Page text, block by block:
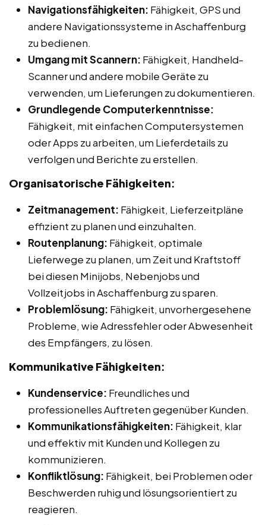
Navigationsfähigkeiten: Fähigkeit, GPS und
andere Navigationssysteme in Aschaffenburg
zu bedienen.
Umgang mit Scannern: Fähigkeit, Handheld-
Scanner und andere mobile Geräte zu
verwenden, um Lieferungen zu dokumentieren.
Grundlegende Computerkenntnisse:
Fähigkeit, mit einfachen Computersystemen
oder Apps zu arbeiten, um Lieferdetails zu
verfolgen und Berichte zu erstellen.
Organisatorische Fähigkeiten:
Zeitmanagement: Fähigkeit, Lieferzeitpläne
effizient zu planen und einzuhalten.
Routenplanung: Fähigkeit, optimale
Lieferwege zu planen, um Zeit und Kraftstoff
bei diesen Minijobs, Nebenjobs und
Vollzeitjobs in Aschaffenburg zu sparen.
Problemlösung: Fähigkeit, unvorhergesehene
Probleme, wie Adressfehler oder Abwesenheit
des Empfängers, zu lösen.
Kommunikative Fähigkeiten:
Kundenservice: Freundliches und
professionelles Auftreten gegenüber Kunden.
Kommunikationsfähigkeiten: Fähigkeit, klar
und effektiv mit Kunden und Kollegen zu
kommunizieren.
Konfliktlösung: Fähigkeit, bei Problemen oder
Beschwerden ruhig und lösungsorientiert zu
reagieren.